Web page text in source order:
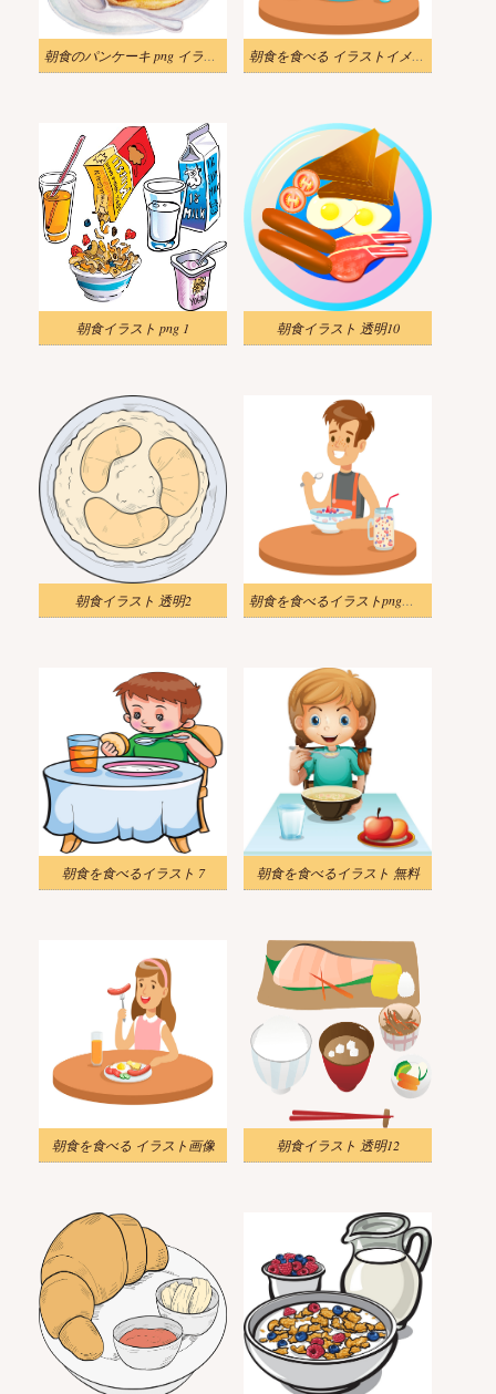
朝食のパンケーキ png イラスト 朝食を食べる イラストイメージ
朝食イラスト png 1 朝食イラスト 透明10
朝食イラスト 透明2 朝食を食べるイラストpng画像
朝食を食べるイラスト 7 朝食を食べるイラスト 無料
朝食を食べる イラスト画像 朝食イラスト 透明12